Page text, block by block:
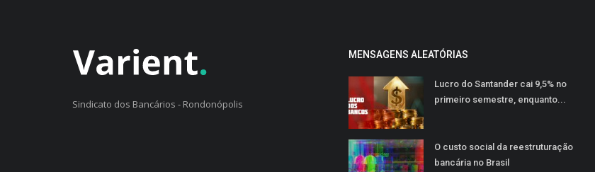
Sindicato dos Bancários - Rondonópolis
MENSAGENS ALEATÓRIAS
Lucro do Santander cai 9,5% no
primeiro semestre, enquanto...
O custo social da reestruturação
bancária no Brasil